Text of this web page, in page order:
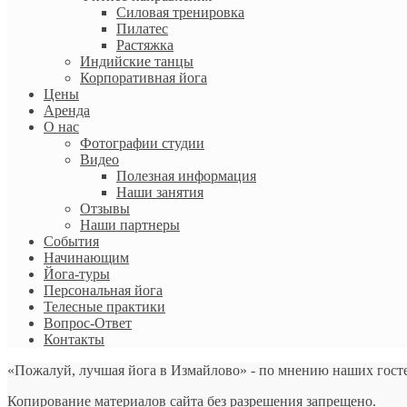
Силовая тренировка
Пилатес
Растяжка
Индийские танцы
Корпоративная йога
Цены
Аренда
О нас
Фотографии студии
Видео
Полезная информация
Наши занятия
Отзывы
Наши партнеры
События
Начинающим
Йога-туры
Персональная йога
Телесные практики
Вопрос-Ответ
Контакты
«Пожалуй, лучшая йога в Измайлово» - по мнению наших
Копирование материалов сайта без разрешения запрещено.